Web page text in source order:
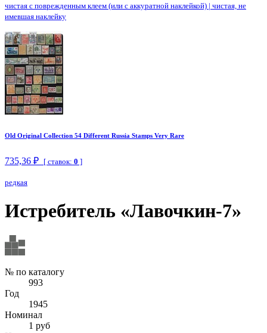
чистая с поврежденным клеем (или с аккуратной наклейкой) | чистая, не
имевшая наклейку
Old Original Collection 54 Different Russia Stamps Very Rare
735,36 ₽ [ ставок: 0 ]
редкая
Истребитель «Лавочкин-7»
№ по каталогу
993
Год
1945
Номинал
1 руб